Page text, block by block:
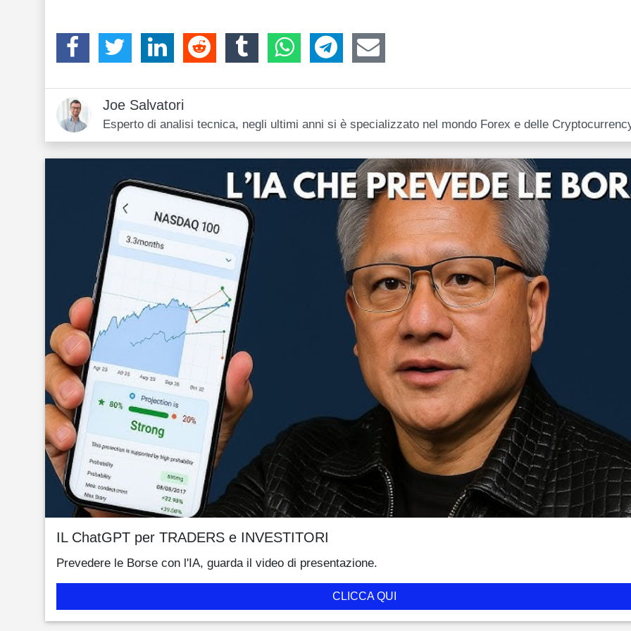
Joe Salvatori
Esperto di analisi tecnica, negli ultimi anni si è specializzato nel mondo Forex e delle
IL ChatGPT per TRADERS e INVESTITORI
Prevedere le Borse con l'IA, guarda il video di presentazione.
CLICCA QUI